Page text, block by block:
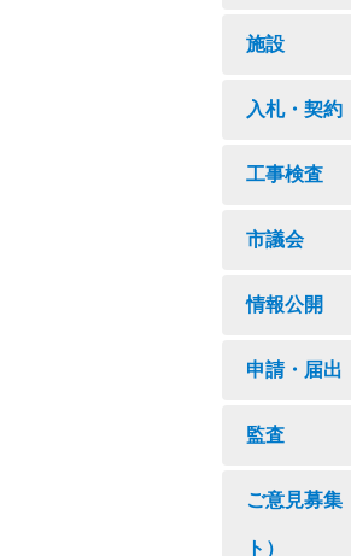
施設
入札・契約
工事検査
市議会
情報公開
申請・届出
監査
ご意見募集
ト）